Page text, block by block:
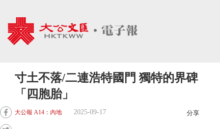
寸土不落/二連浩特國門 獨特的界碑
「四胞胎」
大公報 A14：內地 2025-09-17 分享